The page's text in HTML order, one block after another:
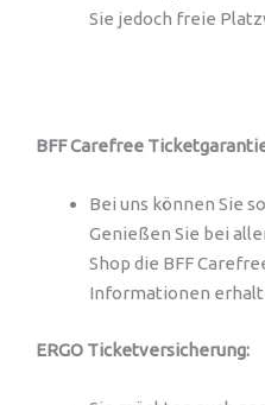
Sie jedoch freie
BFF Carefree
Bei uns können Sie
Genießen Sie bei
Shop die BFF
Informationen
ERGO Ticketversicherung: